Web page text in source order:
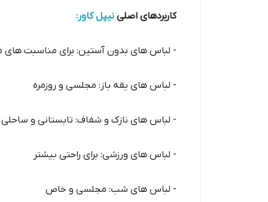
کاربردهای اصلی نیپل کاور:
- لباس های بدون آستین: برای مناسبت های
- لباس های یقه باز: مجلسی و روزمره
- لباس های نازک و شفاف: تابستانی و ساحلی
- لباس های ورزشی: برای راحتی بیشتر
- لباس های شب: مجلسی و خاص